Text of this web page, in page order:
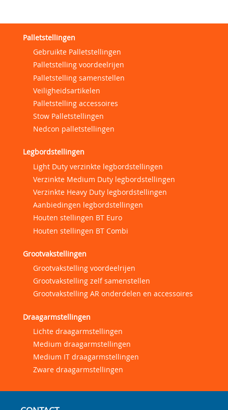
Palletstellingen
Gebruikte Palletstellingen
Palletstelling voordeelrijen
Palletstelling samenstellen
Veiligheidsartikelen
Palletstelling accessoires
Stow Palletstellingen
Nedcon palletstellingen
Legbordstellingen
Light Duty verzinkte legbordstellingen
Verzinkte Medium Duty legbordstellingen
Verzinkte Heavy Duty legbordstellingen
Aanbiedingen legbordstellingen
Houten stellingen BT Euro
Houten stellingen BT Combi
Grootvakstellingen
Grootvakstelling voordeelrijen
Grootvakstelling zelf samenstellen
Grootvakstelling AR onderdelen en accessoires
Draagarmstellingen
Lichte draagarmstellingen
Medium draagarmstellingen
Medium IT draagarmstellingen
Zware draagarmstellingen